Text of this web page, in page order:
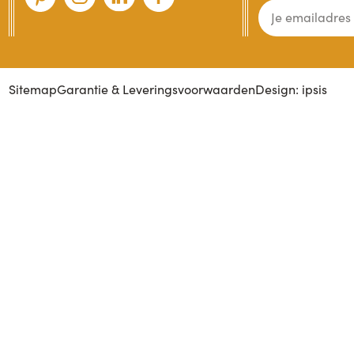
SitemapGarantie & LeveringsvoorwaardenDesign: ipsis